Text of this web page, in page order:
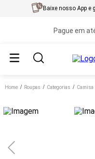
Baixe nosso App e
Pague em até
Home roupas categorias camisa